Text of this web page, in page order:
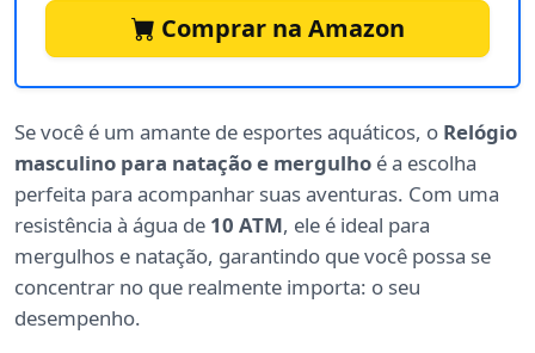
Comprar na Amazon
Se você é um amante de esportes aquáticos, o Relógio
masculino para natação e mergulho é a escolha
perfeita para acompanhar suas aventuras. Com uma
resistência à água de 10 ATM, ele é ideal para
mergulhos e natação, garantindo que você possa se
concentrar no que realmente importa: o seu
desempenho.